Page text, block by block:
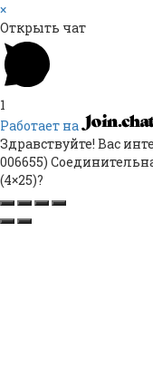
×
Открыть чат
1
Работает на
Здравствуйте! Вас
006655)
(4×25)?